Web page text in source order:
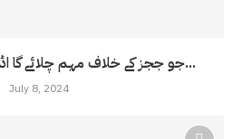
جو ججز کے خلاف مہم چلائے گا اڈیالہ جیل جائے گا؛ فل...
July 8, 2024